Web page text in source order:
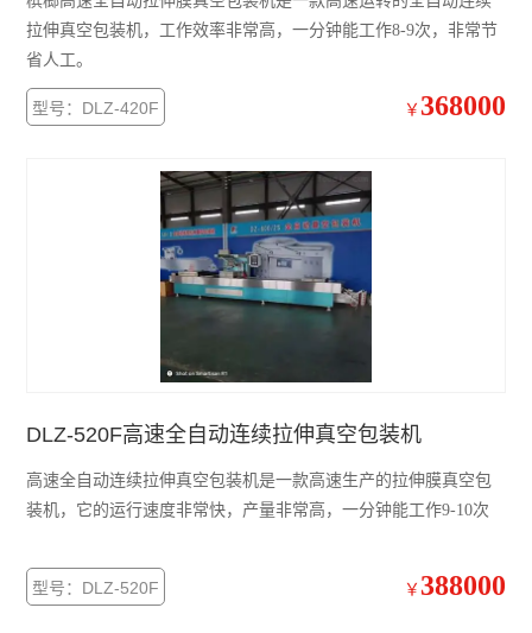
拉伸真空包装机，工作效率非常高，一分钟能工作8-9次，非常节
省人工。
型号：DLZ-420F ￥ 368000
DLZ-520F高速全自动连续拉伸真空包装机
高速全自动连续拉伸真空包装机是一款高速生产的拉伸膜真空包
装机，它的运行速度非常快，产量非常高，一分钟能工作9-10次
型号：DLZ-520F ￥ 388000